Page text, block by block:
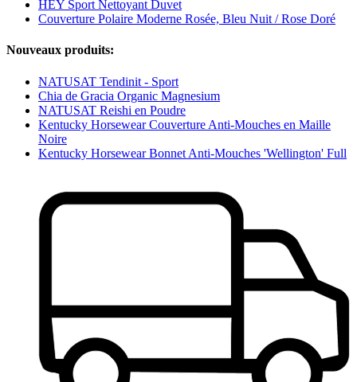
HEY Sport Nettoyant Duvet
Couverture Polaire Moderne Rosée, Bleu Nuit / Rose Doré
Nouveaux produits:
NATUSAT Tendinit - Sport
Chia de Gracia Organic Magnesium
NATUSAT Reishi en Poudre
Kentucky Horsewear Couverture Anti-Mouches en Maille
Noire
Kentucky Horsewear Bonnet Anti-Mouches 'Wellington' Full